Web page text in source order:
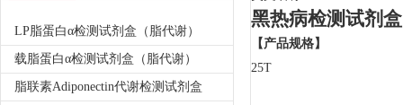
LP脂蛋白α检测试剂盒（脂代谢）
载脂蛋白α检测试剂盒（脂代谢）
脂联素Adiponectin代谢检测试剂盒
黑热病检测试剂
【产品规格】
25T